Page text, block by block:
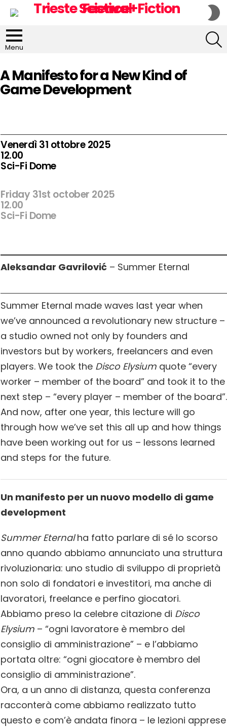
Menu
A Manifesto for a New Kind of
Game Development
Venerdì 31 ottobre 2025
12.00
Sci-Fi Dome
Friday 31st october 2025
12.00
Sci-Fi Dome
Aleksandar Gavrilović– Summer Eternal
Summer Eternal made waves last year when
we’ve announced a revolutionary new structure –
a studio owned not only by founders and
investors but by workers, freelancers and even
players. We took the Disco Elysiumquote “every
worker – member of the board” and took it to the
next step – “every player – member of the board”.
And now, after one year, this lecture will go
through how we’ve set this all up and how things
have been working out for us – lessons learned
and steps for the future.
Un manifesto per un nuovo modello di game
development
Summer Eternalha fatto parlare di sé lo scorso
anno quando abbiamo annunciato una struttura
rivoluzionaria: uno studio di sviluppo di proprietà
non solo di fondatori e investitori, ma anche di
lavoratori, freelance e perfino giocatori.
Abbiamo preso la celebre citazione di Disco
Elysium– “ogni lavoratore è membro del
consiglio di amministrazione” – e l’abbiamo
portata oltre: “ogni giocatore è membro del
consiglio di amministrazione”.
Ora, a un anno di distanza, questa conferenza
racconterà come abbiamo realizzato tutto
questo e com’è andata finora – le lezioni apprese